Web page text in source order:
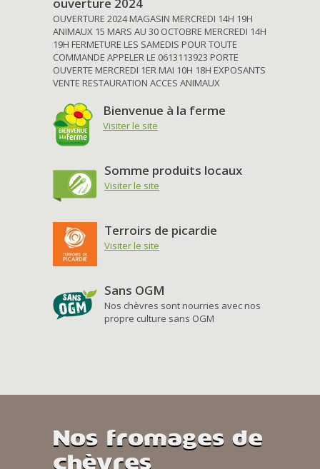
OUVERTURE 2024 MAGASIN MERCREDI 14H 19H
ANIMAUX 15 MARS AU 30 OCTOBRE MERCREDI 14H
19H FERMETURE LES SAMEDIS POUR TOUTE
COMMANDE APPELER LE 0613113923 PORTE
OUVERTE MERCREDI 1ER MAI 10H 18H EXPOSANTS
VENTE RESTAURATION ACCES ANIMAUX
Bienvenue à la ferme
Visiter le site
Somme produits locaux
Visiter le site
Terroirs de picardie
Visiter le site
Sans OGM
Nos chèvres sont nourries avec nos
propre culture sans OGM
Nos fromages de
chèvres